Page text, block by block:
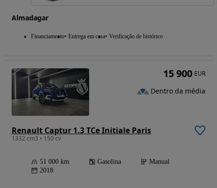
Almadagar
Financiamento Entrega em casa Verificação de histórico
Renault Captur 1.3 TCe Initiale Paris
1332 cm3 • 150 cv
51 000 km Gasolina
Manual
2018
15 900 EUR
Dentro da média